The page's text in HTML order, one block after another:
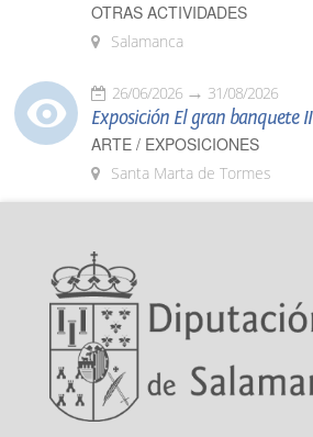
OTRAS ACTIVIDADES
Salamanca
26/06/2026 31/08/2026
Exposición El gran banquete II
ARTE / EXPOSICIONES
Santa Marta de Tormes